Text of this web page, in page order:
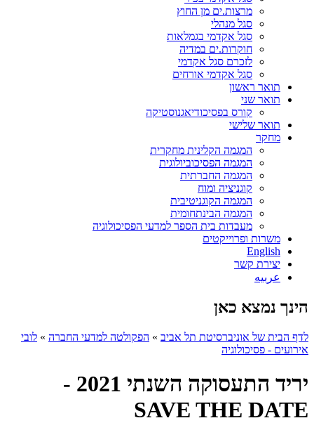
מרצות.ים מן החוץ
סגל מנהלי
סגל אקדמי בגמלאות
חוקרות.ים במדיה
לזכרם סגל אקדמי
סגל אקדמי אורחים
תואר ראשון
תואר שני
קורס בפסיכודיאגנוסטיקה
תואר שלישי
מחקר
המגמה הקלינית מחקרית
המגמה הפסיכוביולוגית
המגמה החברתית
קוגניציה ומוח
המגמה הקוגניטיבית
המגמה הבינתחומית
מעבדות בית הספר למדעי הפסיכולוגיה
משרות ופרוייקטים
English
יצירת קשר
عربيه
הינך נמצא כאן
לדף הבית של אוניברסיטת תל אביב » הפקולטה למדעי החברה » לובי
אירועים - פסיכולוגיה
יריד התעסוקה השנתי 2021 -
SAVE THE DATE